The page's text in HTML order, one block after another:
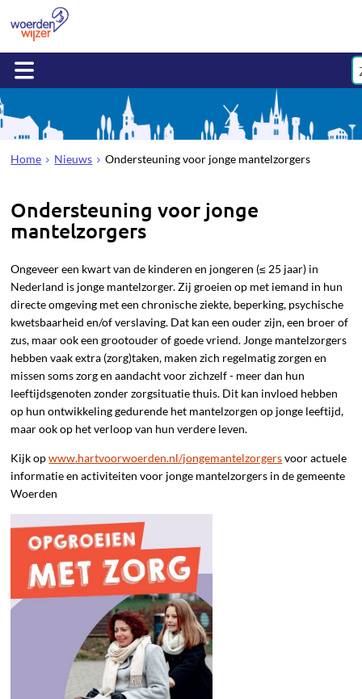
Home Nieuws Ondersteuning voor jonge mantelzorgers
Ondersteuning voor jonge
mantelzorgers
Ongeveer een kwart van de kinderen en jongeren (≤ 25 jaar) in
Nederland is jonge mantelzorger. Zij groeien op met iemand in hun
directe omgeving met een chronische ziekte, beperking, psychische
kwetsbaarheid en/of verslaving. Dat kan een ouder zijn, een broer of
zus, maar ook een grootouder of goede vriend. Jonge mantelzorgers
hebben vaak extra (zorg)taken, maken zich regelmatig zorgen en
missen soms zorg en aandacht voor zichzelf - meer dan hun
leeftijdsgenoten zonder zorgsituatie thuis. Dit kan invloed hebben
op hun ontwikkeling gedurende het mantelzorgen op jonge leeftijd,
maar ook op het verloop van hun verdere leven.
Kijk opwww.hartvoorwoerden.nl/jongemantelzorgersvoor actuele
informatie en activiteiten voor jonge mantelzorgers in de gemeente
Woerden